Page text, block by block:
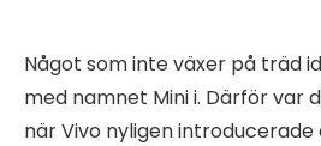
Något som inte växer på träd
med namnet Mini i. Därför var
när Vivo nyligen